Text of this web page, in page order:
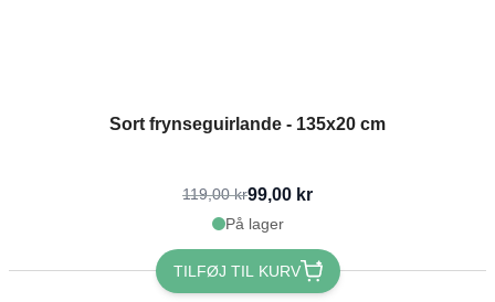
Sort frynseguirlande - 135x20 cm
119,00 kr99,00 kr
På lager
TILFØJ TIL KURV